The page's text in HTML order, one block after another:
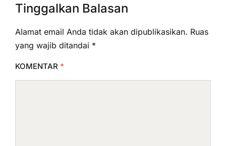
Tinggalkan Balasan
Alamat email Anda tidak akan dipublikasikan. Ruas
yang wajib ditandai *
KOMENTAR *